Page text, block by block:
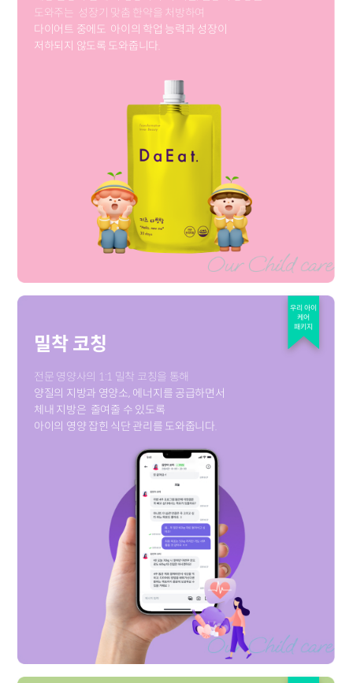
도와주는 성장기 맞춤 한약을 처방하여
다이어트 중에도 아이의 학업 능력과 성장이
저하되지 않도록 도와줍니다.
우리 아이
케어
패키지
밀착 코칭
전문 영양사의 1:1 밀착 코칭을 통해
양질의 지방과 영양소, 에너지를 공급하면서
체내 지방은 줄여줄 수 있도록
아이의 영양 잡힌 식단 관리를 도와줍니다.